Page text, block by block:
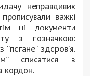
неправдивих
важкі
ці документи
з позначкою:
здоров’я.
списатися з
кордон.